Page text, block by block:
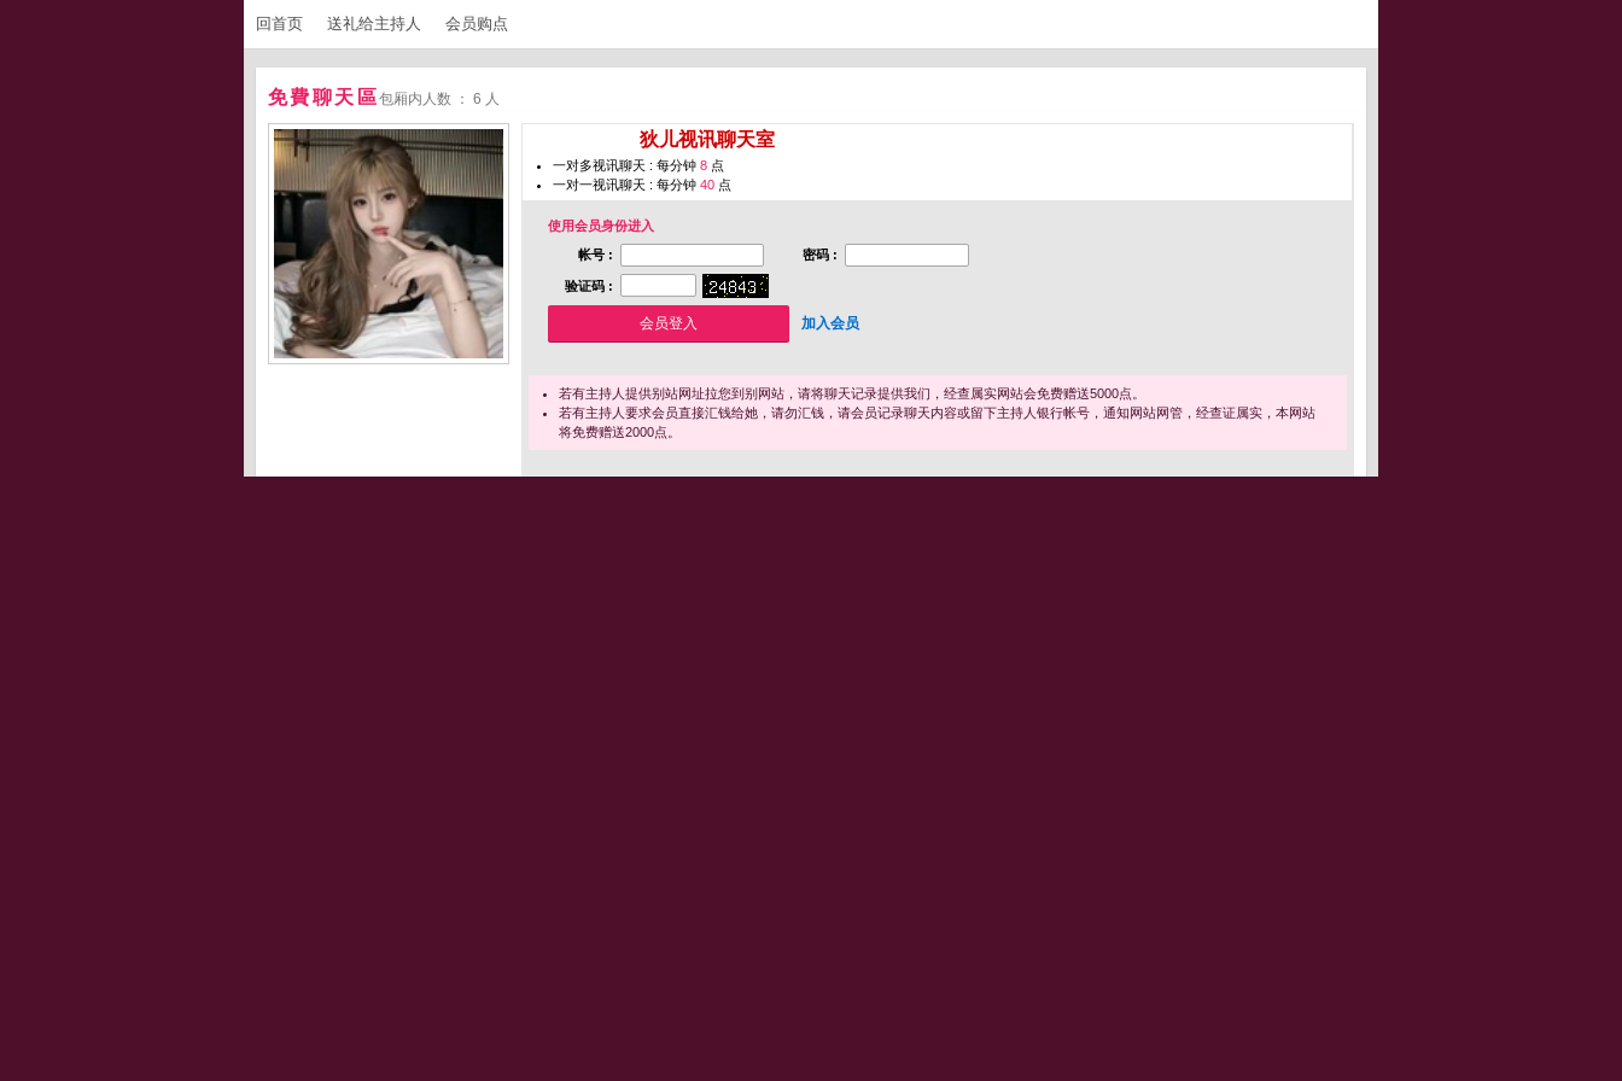
回首页 送礼给主持人 会员购点
免費聊天區包厢内人数 ： 6 人
狄儿视讯聊天室
一对多视讯聊天 : 每分钟 8 点
一对一视讯聊天 : 每分钟 40 点
使用会员身份进入
帐号 :
密码 :
验证码 :
加入会员
若有主持人提供别站网址拉您到别网站，请将聊天记录提供我们，经查属实网站会免费赠送5000点。
若有主持人要求会员直接汇钱给她，请勿汇钱，请会员记录聊天内容或留下主持人银行帐号，通知网站网管，经查证属实，本网站
将免费赠送2000点。